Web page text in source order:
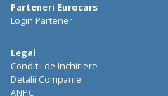
Parteneri Eurocars
Login Partener
Legal
Conditii de Inchiriere
Detalii Companie
ANPC